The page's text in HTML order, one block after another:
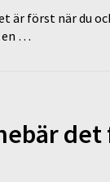
är först när du
en …